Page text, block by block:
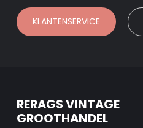
KLANTENSERVICE
RERAGS VINTAGE
GROOTHANDEL